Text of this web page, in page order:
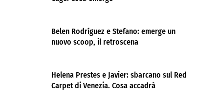
Belen Rodríguez e Stefano: emerge un
nuovo scoop, il retroscena
Helena Prestes e Javier: sbarcano sul Red
Carpet di Venezia. Cosa accadrà